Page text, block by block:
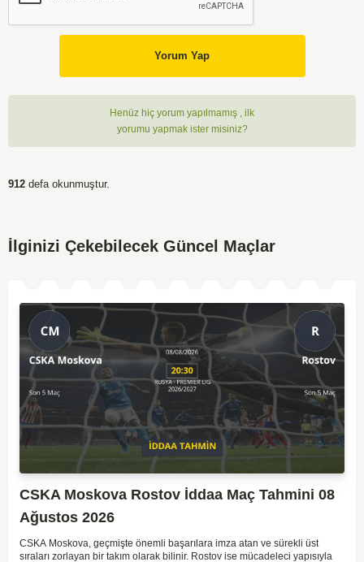
Yorum Yap
Henüz hiç yorum yapılmamış , ilk
yorumu yapmak ister misiniz?
912 defa okunmuştur.
İlginizi Çekebilecek Güncel Maçlar
CSKA Moskova Rostov İddaa Maç Tahmini 08
Ağustos 2026
CSKA Moskova, geçmişte önemli başarılara imza atan ve sürekli üst
sıraları zorlayan bir takım olarak bilinir. Rostov ise mücadeleci yapısıyla